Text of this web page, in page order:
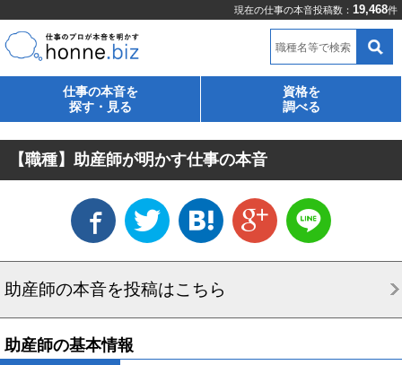
現在の仕事の本音投稿数： 19,468件
職種名等で検索
仕事の本音を
探す・見る
資格を
調べる
【職種】助産師が明かす仕事の本音
助産師の本音を投稿はこちら
助産師の基本情報